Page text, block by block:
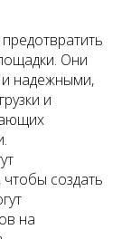
Они
надежными,
и
создать
на